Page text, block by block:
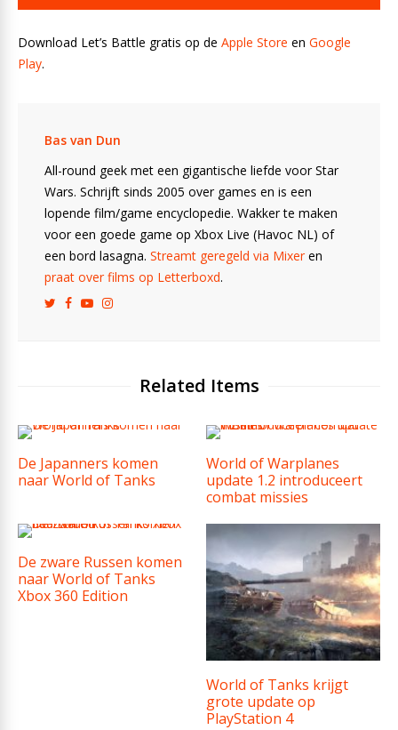
Download Let’s Battle gratis op de Apple Store en Google
Play.
Bas van Dun
All-round geek met een gigantische liefde voor Star
Wars. Schrijft sinds 2005 over games en is een
lopende film/game encyclopedie. Wakker te maken
voor een goede game op Xbox Live (Havoc NL) of
een bord lasagna. Streamt geregeld via Mixeren
praat over films op Letterboxd.
Related Items
De Japanners komen
naar World of Tanks
World of Warplanes
update 1.2 introduceert
combat missies
De zware Russen komen
naar World of Tanks
Xbox 360 Edition
World of Tanks krijgt
grote update op
PlayStation 4